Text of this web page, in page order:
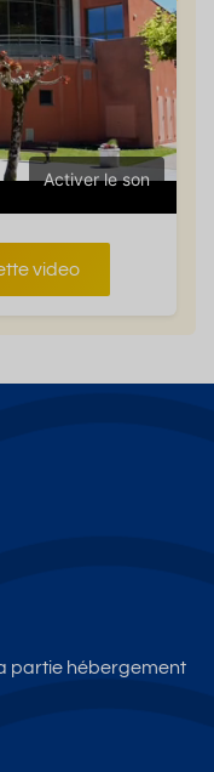
Activer le son
video
partie hébergement